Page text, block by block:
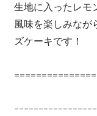
生地に入ったレモ
風味を楽しみなが
ズケーキです！
ｰｰｰｰｰｰｰｰｰｰｰｰｰｰｰｰ